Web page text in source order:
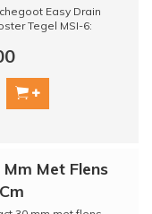
Easy Drain
Tegel MSI-6:
Met Flens